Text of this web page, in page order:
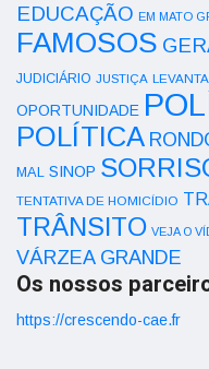
EDUCAÇÃO EM MATO
FAMOSOS
JUDICIÁRIO JUSTIÇA
OPORTUNIDADE
POLÍTICA
MAL SINOP
TENTATIVA DE HOMICÍDIO
TRÂNSITO VEJA O
VÁRZEA GRANDE
Os nossos
https://crescendo-cae.fr